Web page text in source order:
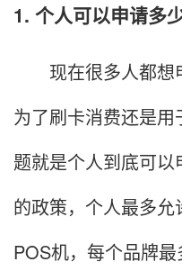
1. 个人可以申请多
现在很多人都想
为了刷卡消费还是
题就是个人到底可
的政策，个人最多
POS机，每个品牌